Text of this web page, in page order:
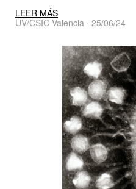
LEER MÁS
UV/CSIC Valencia · 25/06/24